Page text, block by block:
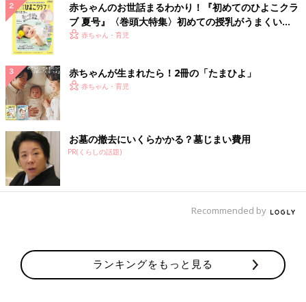
赤ちゃんのお世話まるわかり！『初めてのひよこクラ
ブ 夏号』〈巻頭大特集〉初めての授乳がうまくい
く！ おっぱい・ミルクの基本と夏のトラブル 解決テ
赤ちゃん・育児
赤ちゃんが生まれたら！2冊の「たまひよ」
赤ちゃん・育児
お墓の撤去にいくらかかる？墓じまい費用
PR(くらしの話題)
Recommended by
ランキングをもっと見る